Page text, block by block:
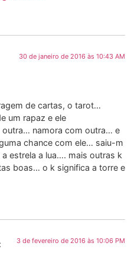
30 de janeiro de 2016 às 10:43 AM
de cartas, o tarot…
um rapaz e ele
namora com outra… e
chance com ele… saiu-m
estrela a lua…. mais outras k
boas… o k significa a torre e
3 de fevereiro de 2016 às 10:06 PM